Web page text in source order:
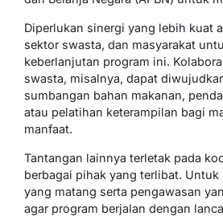
Diperlukan sinergi yang lebih kuat
sektor swasta, dan masyarakat
keberlanjutan program ini.
swasta, misalnya, dapat
sumbangan bahan makanan,
atau pelatihan keterampilan bagi
manfaat.
Tantangan lainnya terletak pada
berbagai pihak yang terlibat. Untuk
yang matang serta pengawasan
agar program berjalan dengan